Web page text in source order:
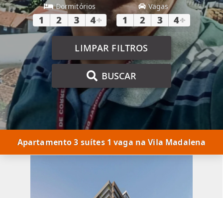
Dormitórios
1 2 3 4+
Vagas
1 2 3 4+
LIMPAR FILTROS
BUSCAR
Apartamento 3 suítes 1 vaga na Vila Madalena